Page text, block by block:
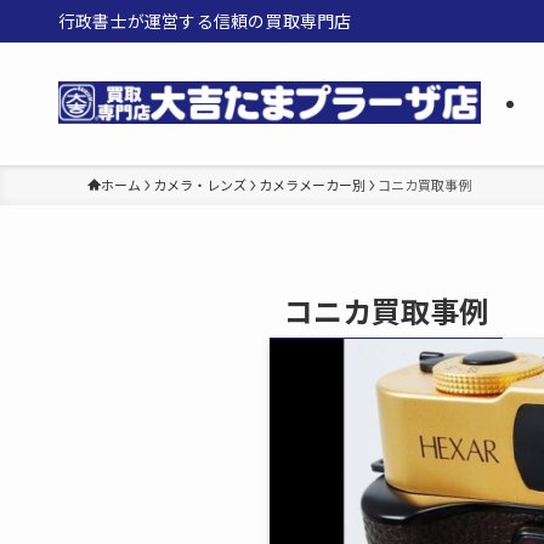
行政書士が運営する信頼の買取専門店
ホーム カメラ・レンズ カメラメーカー別 コニカ買取事例
コニカ買取事例